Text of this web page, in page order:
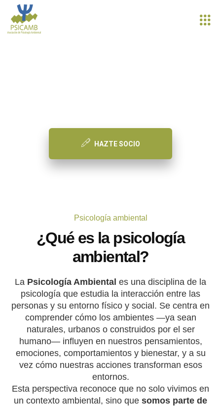
HAZTE SOCIO
Psicología ambiental
¿Qué es la psicología
ambiental?
La Psicología Ambiental es una disciplina de la
psicología que estudia la interacción entre las
personas y su entorno físico y social. Se centra en
comprender cómo los ambientes —ya sean
naturales, urbanos o construidos por el ser
humano— influyen en nuestros pensamientos,
emociones, comportamientos y bienestar, y a su
vez cómo nuestras acciones transforman esos
entornos.
Esta perspectiva reconoce que no solo vivimos en
un contexto ambiental, sino que somos parte de